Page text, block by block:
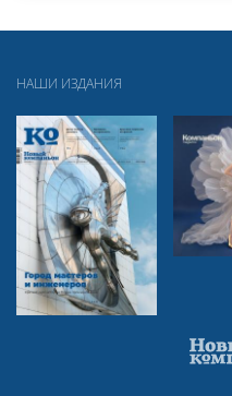
НАШИ ИЗДАНИЯ